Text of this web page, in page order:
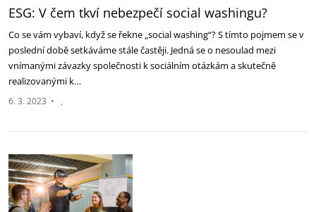
ESG: V čem tkví nebezpečí social washingu?
Co se vám vybaví, když se řekne „social washing“? S tímto pojmem se v
poslední době setkáváme stále častěji. Jedná se o nesoulad mezi
vnímanými závazky společnosti k sociálním otázkám a skutečně
realizovanými k…
6. 3. 2023 •